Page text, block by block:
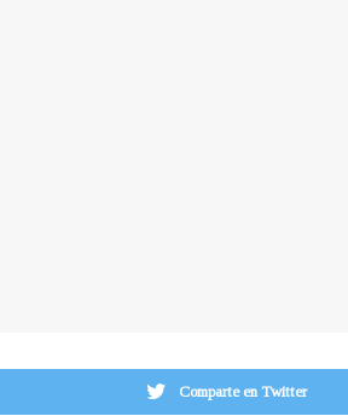
Comparte en Twitter